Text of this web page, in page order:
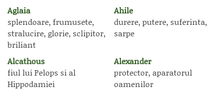
Aglaia
splendoare, frumusete,
stralucire, glorie, sclipitor,
briliant
Ahile
durere, putere, suferinta,
sarpe
Alcathous
fiul lui Pelops si al
Hippodamiei
Alexander
protector, aparatorul
oamenilor